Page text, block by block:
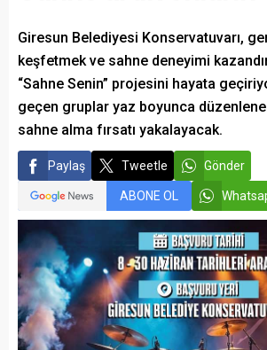
Giresun Belediyesi Konservatuvarı,
keşfetmek ve sahne deneyimi
“Sahne Senin” projesini hayata
geçen gruplar yaz boyunca
sahne alma fırsatı yakalayacak.
Paylaş Tweetle Gönder
ABONE OL